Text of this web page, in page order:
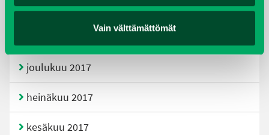
Vain välttämättömät
elokuu 2018
joulukuu 2017
heinäkuu 2017
kesäkuu 2017